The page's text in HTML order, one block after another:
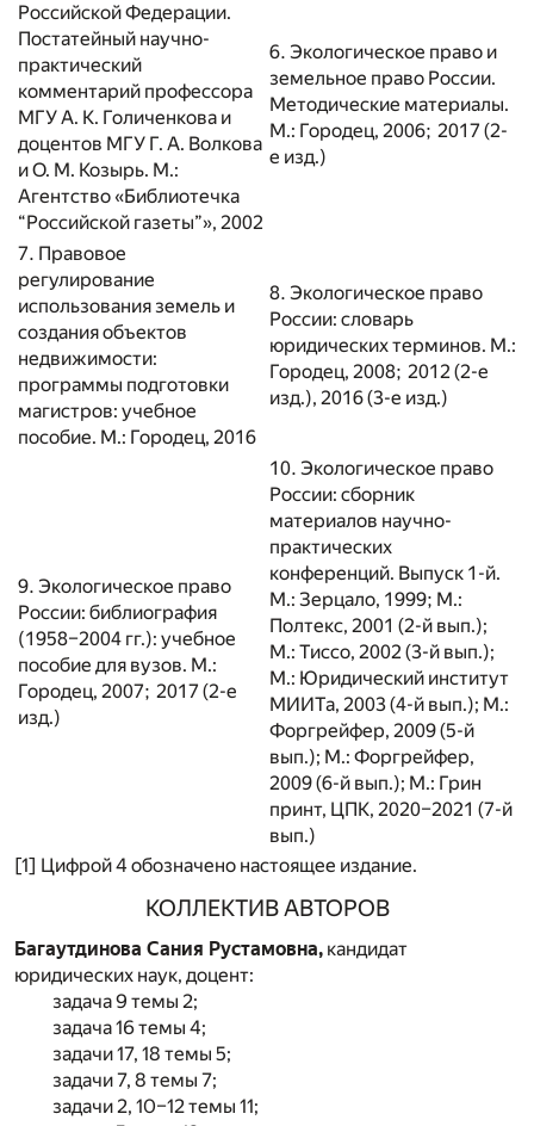
Российской Федерации.
Постатейный научно-
практический
комментарий профессора
МГУ А. К. Голиченкова и
доцентов МГУ Г. А. Волкова
и О. М. Козырь. М.:
Агентство «Библиотечка
“Российской газеты”», 2002
6. Экологическое право и
земельное право России.
Методические материалы.
М.: Городец, 2006; 2017 (2-
е изд.)
7. Правовое
регулирование
использования земель и
создания объектов
недвижимости:
программы подготовки
магистров: учебное
пособие. М.: Городец, 2016
8. Экологическое право
России: словарь
юридических терминов. М.:
Городец, 2008; 2012 (2-е
изд.), 2016 (3-е изд.)
9. Экологическое право
России: библиография
(1958–2004 гг.): учебное
пособие для вузов. М.:
Городец, 2007; 2017 (2-е
изд.)
10. Экологическое право
России: сборник
материалов научно-
практических
конференций. Выпуск 1-й.
М.: Зерцало, 1999; М.:
Полтекс, 2001 (2-й вып.);
М.: Тиссо, 2002 (3-й вып.);
М.: Юридический институт
МИИТа, 2003 (4-й вып.); М.:
Форгрейфер, 2009 (5-й
вып.); М.: Форгрейфер,
2009 (6-й вып.); М.: Грин
принт, ЦПК, 2020–2021 (7-й
вып.)
[1] Цифрой 4 обозначено настоящее издание.
КОЛЛЕКТИВ АВТОРОВ
Багаутдинова Сания Рустамовна, кандидат
юридических наук, доцент:
задача 9 темы 2;
задача 16 темы 4;
задачи 17, 18 темы 5;
задачи 7, 8 темы 7;
задачи 2, 10–12 темы 11;